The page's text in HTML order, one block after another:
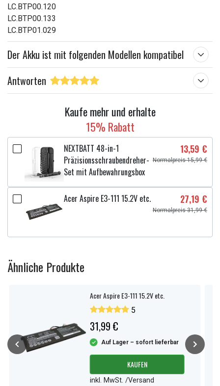
LC.BTP00.120
LC.BTP00.133
LC.BTP01.029
Der Akku ist mit folgenden Modellen kompatibel
Antworten
Kaufe mehr und erhalte
15% Rabatt
NEXTBATT 48-in-1
Präzisionsschraubendreher-
Set mit Aufbewahrungsbox
13,59 €
Normalpreis 15,99 €
Acer Aspire E3-111 15.2V etc. 27,19 €
Normalpreis 31,99 €
Ähnliche Produkte
Acer Aspire E3-111 15.2V etc.
5
31,99 €
Auf Lager – sofort lieferbar
KAUFEN
inkl. MwSt. /Versand